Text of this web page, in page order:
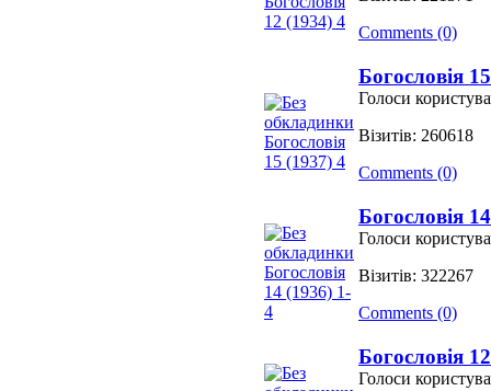
Comments (0)
Богословія
Голоси
Візитів: 260618
Comments (0)
Богословія
Голоси
Візитів: 322267
Comments (0)
Богословія
Голоси